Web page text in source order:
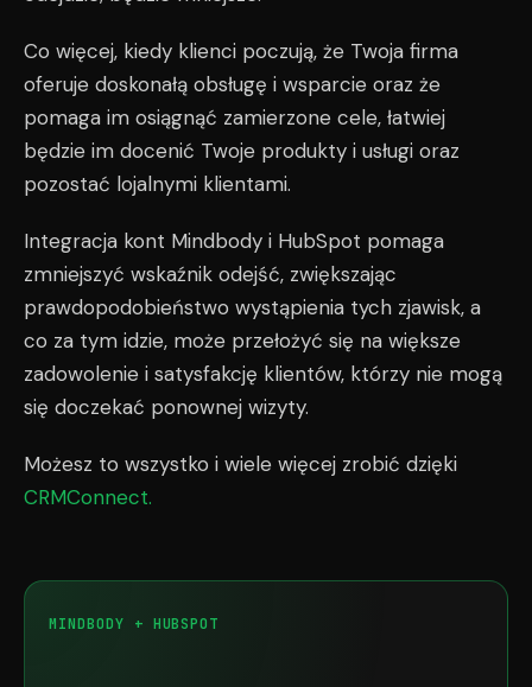
Co więcej, kiedy klienci poczują, że Twoja firma
oferuje doskonałą obsługę i wsparcie oraz że
pomaga im osiągnąć zamierzone cele, łatwiej
będzie im docenić Twoje produkty i usługi oraz
pozostać lojalnymi klientami.
Integracja kont Mindbody i HubSpot pomaga
zmniejszyć wskaźnik odejść, zwiększając
prawdopodobieństwo wystąpienia tych zjawisk, a
co za tym idzie, może przełożyć się na większe
zadowolenie i satysfakcję klientów, którzy nie mogą
się doczekać ponownej wizyty.
Możesz to wszystko i wiele więcej zrobić dzięki
CRMConnect.
MINDBODY + HUBSPOT